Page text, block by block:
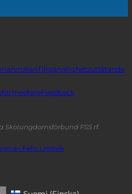
Tillgänglighetsutlåtande
Feedback
Skolungdomsförbund FSS rf.
av Felix Lindvik